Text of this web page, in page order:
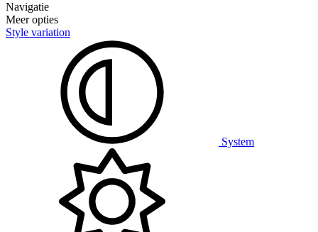
Navigatie
Meer opties
Style variation
System